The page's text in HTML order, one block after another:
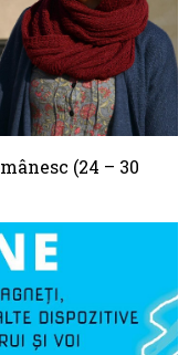
(24 – 30